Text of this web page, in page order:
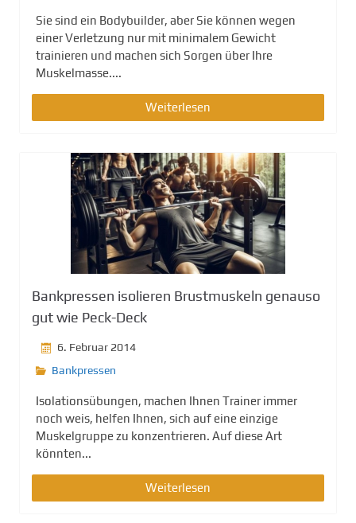
Sie sind ein Bodybuilder, aber Sie können wegen
einer Verletzung nur mit minimalem Gewicht
trainieren und machen sich Sorgen über Ihre
Muskelmasse....
Weiterlesen
Bankpressen isolieren Brustmuskeln genauso
gut wie Peck-Deck
6. Februar 2014
Bankpressen
Isolationsübungen, machen Ihnen Trainer immer
noch weis, helfen Ihnen, sich auf eine einzige
Muskelgruppe zu konzentrieren. Auf diese Art
könnten...
Weiterlesen